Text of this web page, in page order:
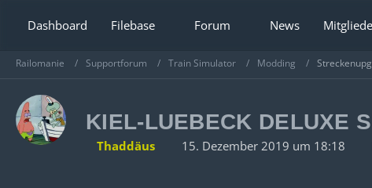
Dashboard Filebase Forum News
Railomanie Supportforum Train Simulator Modding
KIEL-LUEBECK DELUXE
Thaddäus 15. Dezember 2019 um 18:18